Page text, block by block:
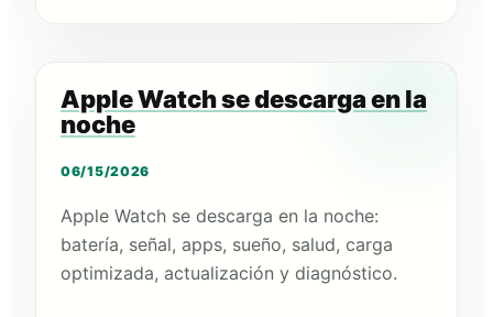
Apple Watch se descarga en la
noche
06/15/2026
Apple Watch se descarga en la noche:
batería, señal, apps, sueño, salud, carga
optimizada, actualización y diagnóstico.